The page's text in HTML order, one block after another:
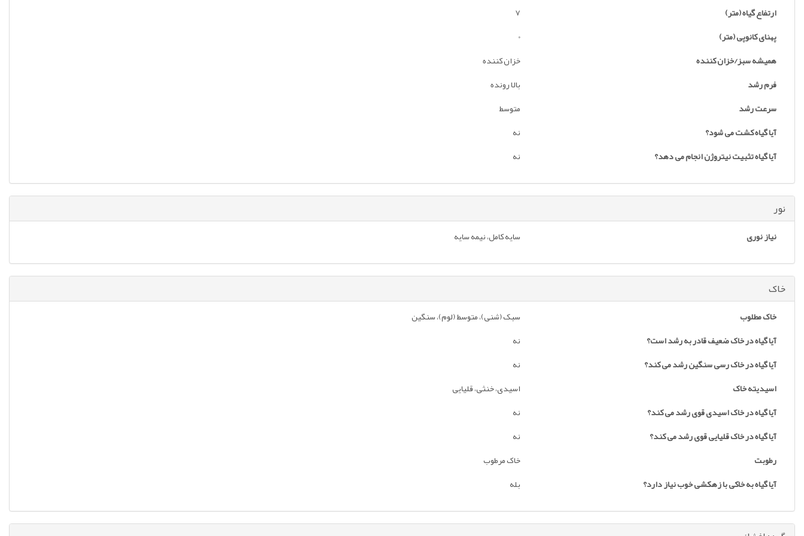
ارتفاع گیاه (متر)
7
پهنای کانوپی (متر)
0
همیشه سبز/خزان کننده
خزان کننده
فرم رشد
بالا رونده
سرعت رشد
متوسط
آیا گیاه کشت می شود؟
نه
آیا گیاه تثبیت نیتروژن انجام می دهد؟
نه
نور
نیاز نوری سایه کامل، نیمه سایه
خاک
خاک مطلوب
سبک (شنی)، متوسط (لوم)، سنگین
آیا گیاه در خاک ضعیف قادر به رشد است؟
نه
آیا گیاه در خاک رسی سنگین رشد می کند؟
نه
اسیدیته خاک
اسیدی، خنثی، قلیایی
آیا گیاه در خاک اسیدی قوی رشد می کند؟
نه
آیا گیاه در خاک قلیایی قوی رشد می کند؟
نه
رطوبت
خاک مرطوب
آیا گیاه به خاکی با زهکشی خوب نیاز دارد؟
بله